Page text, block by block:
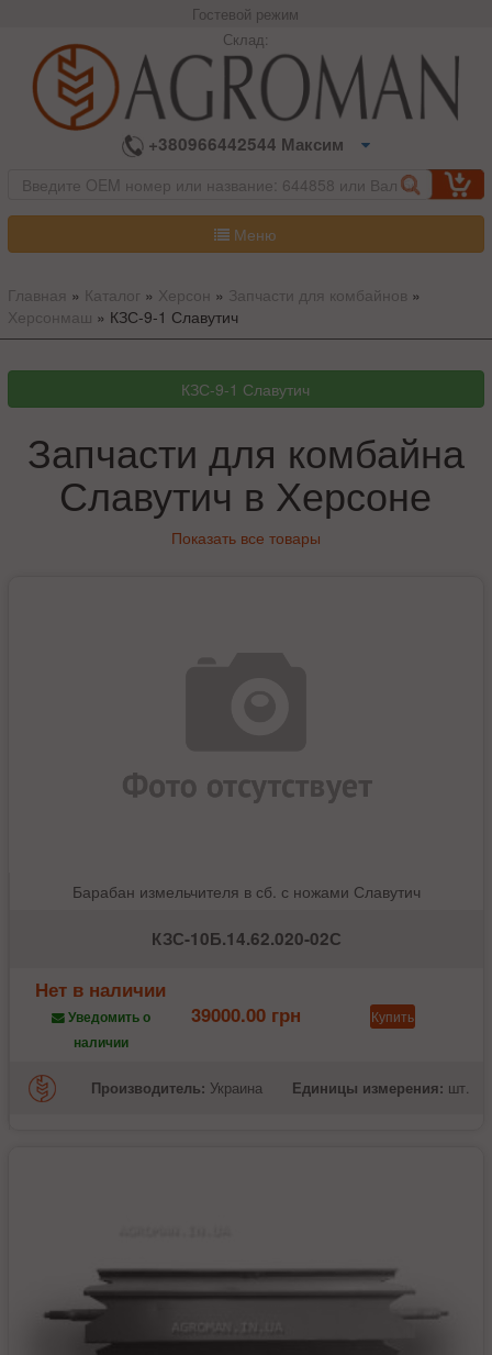
Гостевой режим
Склад:
+380966442544 Максим
Меню
Главная » Каталог » Херсон » Запчасти для комбайнов »
Херсонмаш » КЗС-9-1 Славутич
Запчасти для комбайна
Славутич в Херсоне
Показать все товары
Барабан измельчителя в сб. с ножами Славутич
КЗС-10Б.14.62.020-02С
Нет в наличии
Уведомить о
наличии
39000.00 грн Купить
Производитель: Украина Единицы измерения: шт.